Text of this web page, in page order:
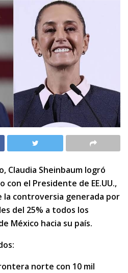
Claudia Sheinbaum logró
con el Presidente de EE.UU.,
la controversia generada por
del 25% a todos los
México hacia su país.
norte con 10 mil